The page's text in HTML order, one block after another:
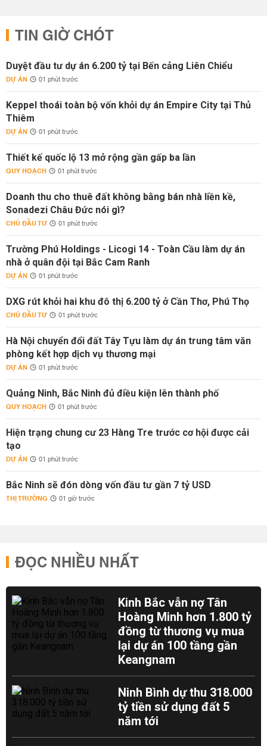
TIN GIỜ CHÓT
Duyệt đầu tư dự án 6.200 tỷ tại Bến cảng Liên Chiểu
DỰ ÁN 01 phút trước
Keppel thoái toàn bộ vốn khỏi dự án Empire City tại Thủ
Thiêm
DỰ ÁN 01 phút trước
Thiết kế quốc lộ 13 mở rộng gần gấp ba lần
QUY HOẠCH 01 phút trước
Doanh thu cho thuê đất không bằng bán nhà liền kề,
Sonadezi Châu Đức nói gì?
CHỦ ĐẦU TƯ 01 phút trước
Trường Phú Holdings - Licogi 14 - Toàn Cầu làm dự án
nhà ở quân đội tại Bắc Cam Ranh
DỰ ÁN 01 phút trước
DXG rút khỏi hai khu đô thị 6.200 tỷ ở Cần Thơ, Phú Thọ
CHỦ ĐẦU TƯ 01 phút trước
Hà Nội chuyển đổi đất Tây Tựu làm dự án trung tâm văn
phòng kết hợp dịch vụ thương mại
DỰ ÁN 01 phút trước
Quảng Ninh, Bắc Ninh đủ điều kiện lên thành phố
QUY HOẠCH 01 phút trước
Hiện trạng chung cư 23 Hàng Tre trước cơ hội được cải
tạo
DỰ ÁN 01 phút trước
Bắc Ninh sẽ đón dòng vốn đầu tư gần 7 tỷ USD
THỊ TRƯỜNG 01 giờ trước
ĐỌC NHIỀU NHẤT
Kinh Bắc vẫn nợ Tân
Hoàng Minh hơn 1.800 tỷ
đồng từ thương vụ mua
lại dự án 100 tầng gần
Keangnam
Ninh Bình dự thu 318.000
tỷ tiền sử dụng đất 5
năm tới